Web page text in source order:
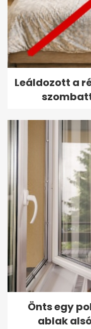
Leáldozott a
Önts egy
ablak